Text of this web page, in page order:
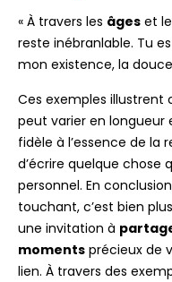
« À travers les âges et
reste inébranlable. Tu
mon existence, la
Ces exemples
peut varier en
fidèle à l’essence de la
d’écrire quelque chose
personnel. En
touchant, c’est bien
une invitation à
moments précieux de
lien. À travers des